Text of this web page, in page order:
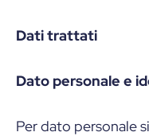
Dati trattati
Dato personale e
Per dato personale